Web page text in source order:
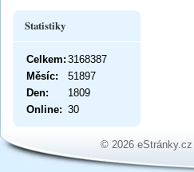
Statistiky
Online: 30
Celkem: 3168387
Měsíc:
51897
Den:
1809
© 2026 eStránky.cz